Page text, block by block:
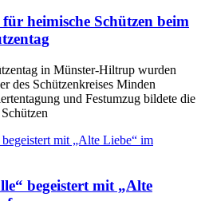
heimische Schützen beim
in Münster-Hiltrup wurden
des Schützenkreises Minden
und Festumzug bildete die
begeistert mit „Alte